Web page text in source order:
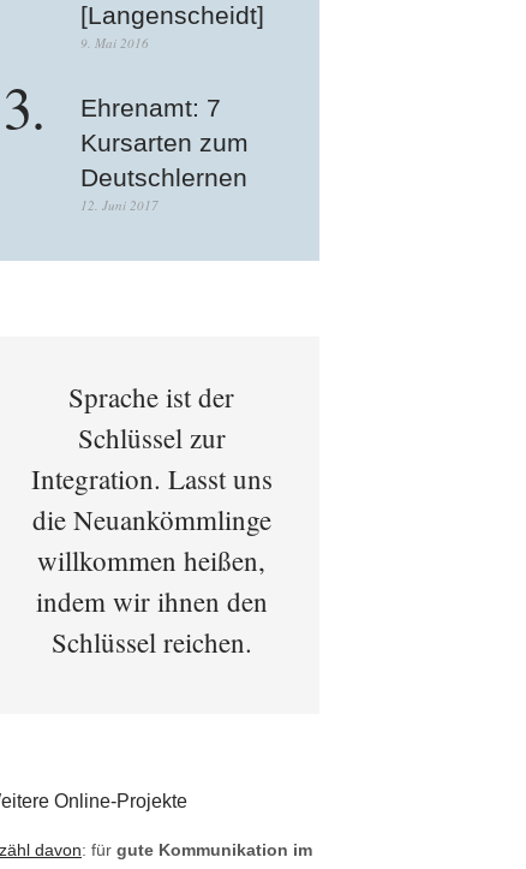
[Langenscheidt]
9. Mai 2016
Ehrenamt: 7
Kursarten zum
Deutschlernen
12. Juni 2017
Sprache ist der
Schlüssel zur
Integration. Lasst uns
die Neuankömmlinge
willkommen heißen,
indem wir ihnen den
Schlüssel reichen.
Online-Projekte
davon: für gute Kommunikation im